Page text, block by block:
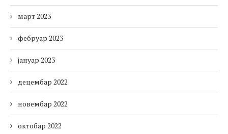
март 2023
фебруар 2023
јануар 2023
децембар 2022
новембар 2022
октобар 2022